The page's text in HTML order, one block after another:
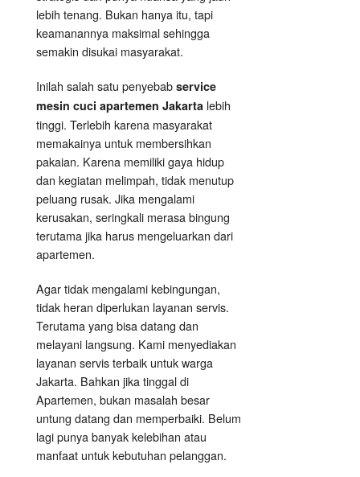
lebih tenang. Bukan hanya itu, tapi
keamanannya maksimal sehingga
semakin disukai masyarakat.
Inilah salah satu penyebab service
mesin cuci apartemen Jakarta lebih
tinggi. Terlebih karena masyarakat
memakainya untuk membersihkan
pakaian. Karena memiliki gaya hidup
dan kegiatan melimpah, tidak menutup
peluang rusak. Jika mengalami
kerusakan, seringkali merasa bingung
terutama jika harus mengeluarkan dari
apartemen.
Agar tidak mengalami kebingungan,
tidak heran diperlukan layanan servis.
Terutama yang bisa datang dan
melayani langsung. Kami menyediakan
layanan servis terbaik untuk warga
Jakarta. Bahkan jika tinggal di
Apartemen, bukan masalah besar
untung datang dan memperbaiki. Belum
lagi punya banyak kelebihan atau
manfaat untuk kebutuhan pelanggan.